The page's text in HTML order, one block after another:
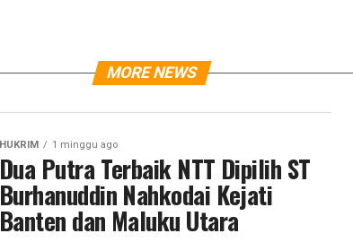
MORE NEWS
HUKRIM 1 minggu ago
Dua Putra Terbaik NTT Dipilih ST
Burhanuddin Nahkodai Kejati
Banten dan Maluku Utara